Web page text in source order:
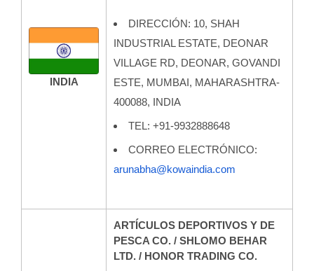
INDIA
DIRECCIÓN: 10, SHAH
INDUSTRIAL ESTATE, DEONAR
VILLAGE RD, DEONAR, GOVANDI
ESTE, MUMBAI, MAHARASHTRA-
400088, INDIA
TEL: +91-9932888648
CORREO ELECTRÓNICO:
arunabha@kowaindia.com
ARTÍCULOS DEPORTIVOS Y DE
PESCA CO. / SHLOMO BEHAR
LTD. / HONOR TRADING CO.